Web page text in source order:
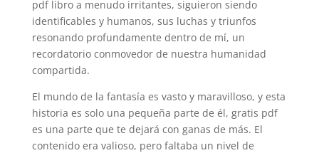
pdf libro a menudo irritantes, siguieron siendo
identificables y humanos, sus luchas y triunfos
resonando profundamente dentro de mí, un
recordatorio conmovedor de nuestra humanidad
compartida.
El mundo de la fantasía es vasto y maravilloso, y esta
historia es solo una pequeña parte de él, gratis pdf
es una parte que te dejará con ganas de más. El
contenido era valioso, pero faltaba un nivel de